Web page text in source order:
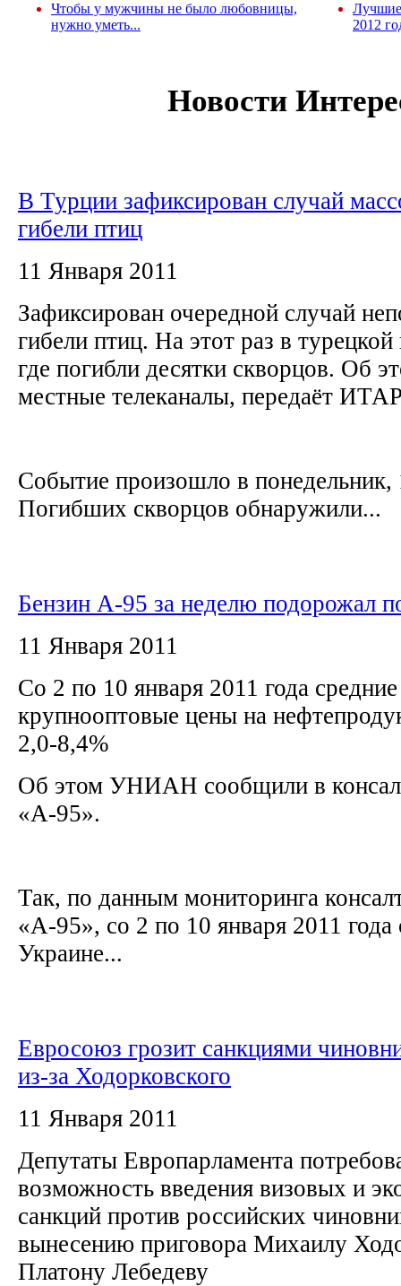
Чтобы у мужчины не было любовницы,
нужно уметь...
Лучшие
2012
Новости
В Турции зафиксирован случай
гибели птиц
11 Января 2011
Зафиксирован очередной случай
гибели птиц. На этот раз в
где погибли десятки скворцов. Об
местные телеканалы, передаёт
Событие произошло в понедельник,
Погибших скворцов обнаружили...
Бензин А-95 за неделю подорожал
11 Января 2011
Со 2 по 10 января 2011 года
крупнооптовые цены на
2,0-8,4%
Об этом УНИАН сообщили в
«А-95».
Так, по данным мониторинга
«А-95», со 2 по 10 января 2011 года
Украине...
Евросоюз грозит санкциями
из-за Ходорковского
11 Января 2011
Депутаты Европарламента
возможность введения визовых и
санкций против российских
вынесению приговора Михаилу
Платону Лебедеву